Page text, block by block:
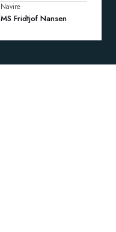
Navire
MS Fridtjof Nansen